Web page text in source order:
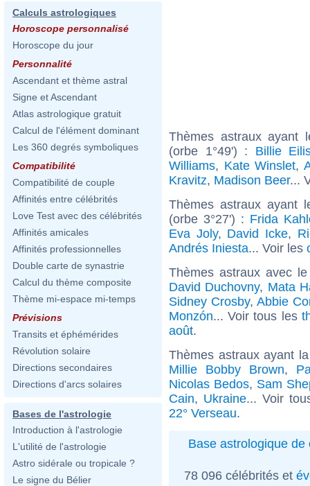
Calculs astrologiques
Horoscope personnalisé
Horoscope du jour
Personnalité
Ascendant et thème astral
Signe et Ascendant
Atlas astrologique gratuit
Calcul de l'élément dominant
Les 360 degrés symboliques
Compatibilité
Compatibilité de couple
Affinités entre célébrités
Love Test avec des célébrités
Affinités amicales
Affinités professionnelles
Double carte de synastrie
Calcul du thème composite
Thème mi-espace mi-temps
Prévisions
Transits et éphémérides
Révolution solaire
Directions secondaires
Directions d'arcs solaires
Bases de l'astrologie
Introduction à l'astrologie
L'utilité de l'astrologie
Astro sidérale ou tropicale ?
Le signe du Bélier
Thèmes astraux ayant
(orbe 1°49') : Billie
Williams, Kate Winslet,
Kravitz, Madison Beer...
Thèmes astraux ayant
(orbe 3°27') : Frida
Eva Joly, David Icke,
Andrés Iniesta... Voir les
Thèmes astraux avec
David Duchovny, Mata
Sidney Crosby, Abbie
Monzón... Voir tous les
août.
Thèmes astraux ayant
Millie Bobby Brown,
Nicolas Bedos, Sam
Cain, Ukraine... Voir
22° Verseau.
Base astrologique de
78 096 célébrités et